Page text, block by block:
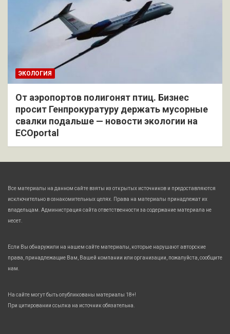
ЭКОЛОГИЯ
От аэропортов полигонят птиц. Бизнес
просит Генпрокуратуру держать мусорные
свалки подальше — новости экологии на
ECOportal
Все материалы на данном сайте взяты из открытых источников и предоставляются
исключительно в ознакомительных целях. Права на материалы принадлежат их
владельцам. Администрация сайта ответственности за содержание материала не
несет.
Если Вы обнаружили на нашем сайте материалы, которые нарушают авторские
права, принадлежащие Вам, Вашей компании или организации, пожалуйста, сообщите
нам.
На сайте могут быть опубликованы материалы 18+!
При цитировании ссылка на источник обязательна.